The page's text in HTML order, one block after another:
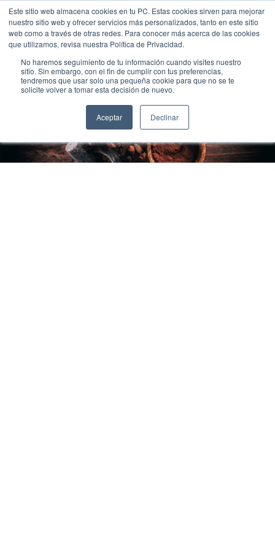
Este sitio web almacena cookies en tu PC. Estas cookies sirven para mejorar
nuestro sitio web y ofrecer servicios más personalizados, tanto en este sitio
web como a través de otras redes. Para conocer más acerca de las cookies
que utilizamos, revisa nuestra Política de Privacidad.
No haremos seguimiento de tu información cuando visites nuestro
sitio. Sin embargo, con el fin de cumplir con tus preferencias,
tendremos que usar solo una pequeña cookie para que no se te
solicite volver a tomar esta decisión de nuevo.
Aceptar Declinar
Cacao De Origen Coco